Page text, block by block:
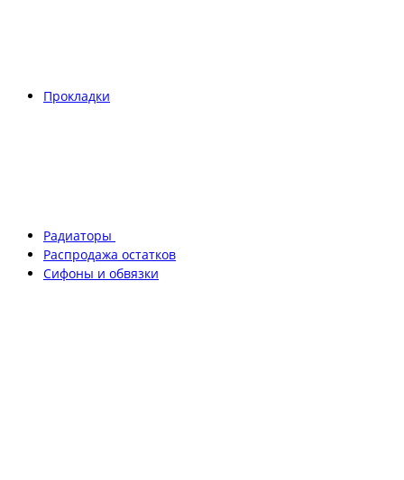
Прокладки
Радиаторы
Распродажа остатков
Сифоны и обвязки